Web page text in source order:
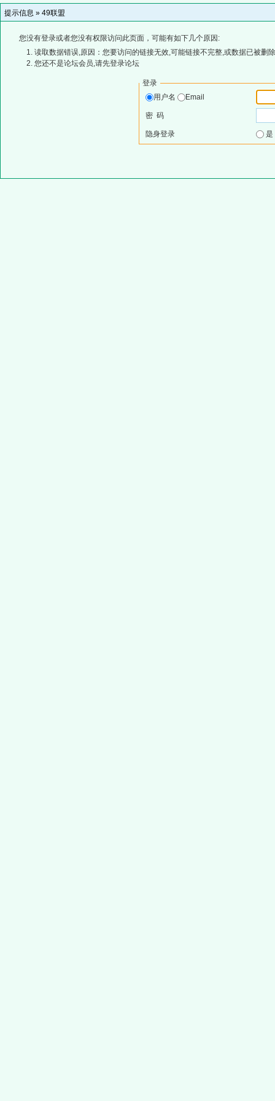
提示信息 » 49联盟
您没有登录或者您没有权限访问此页面，可能有如下几个原因:
读取数据错误,原因：您要访问的链接无效,可能链接不完整,或数据已被删
您还不是论坛会员,请先登录论坛
登录
用户名
Email
密 码
隐身登录